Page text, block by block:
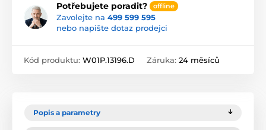
Potřebujete poradit? offline
Zavolejte na 499 599 595
nebo napište dotaz prodejci
Kód produktu: W01P.13196.D Záruka: 24 měsíců
Popis a parametry